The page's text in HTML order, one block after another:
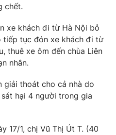
VTV8
English
chết.
xe khách đi từ Hà Nội bỏ
tiếp tục đón xe khách đi từ
thuê xe ôm đến chùa Liên
nhân.
giải thoát cho cả nhà do
hại 4 người trong gia
17/1, chị Vũ Thị Út T. (40